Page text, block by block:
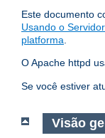
Este documento
Usando o
platforma.
O Apache httpd
Se você estiver
Visão